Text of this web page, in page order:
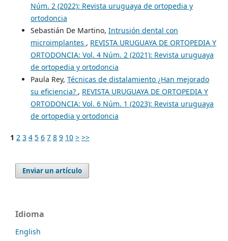
Núm. 2 (2022): Revista uruguaya de ortopedia y
ortodoncia
Sebastián De Martino, Intrusión dental con
microimplantes , REVISTA URUGUAYA DE ORTOPEDIA Y
ORTODONCIA: Vol. 4 Núm. 2 (2021): Revista uruguaya
de ortopedia y ortodoncia
Paula Rey, Técnicas de distalamiento ¿Han mejorado
su eficiencia? , REVISTA URUGUAYA DE ORTOPEDIA Y
ORTODONCIA: Vol. 6 Núm. 1 (2023): Revista uruguaya
de ortopedia y ortodoncia
1 2 3 4 5 6 7 8 9 10 > >>
Enviar un artículo
Idioma
English